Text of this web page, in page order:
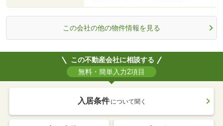
この会社の他の物件情報を見る
この不動産会社に相談する
無料・簡単入力2項目
入居条件 について聞く